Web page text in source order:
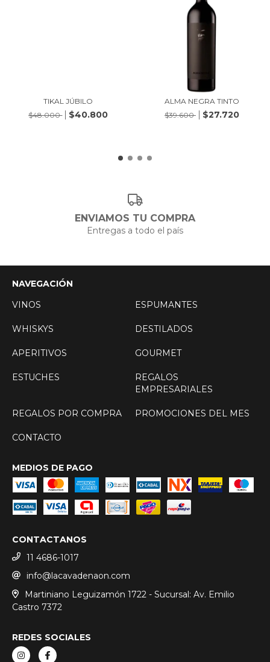
TIKAL JÚBILO
$48.000
$40.800
ALMA NEGRA TINTO
$39.600
$27.720
ENVIAMOS TU COMPRA
Entregas a todo el país
NAVEGACIÓN
VINOS
ESPUMANTES
WHISKYS DESTILADOS
APERITIVOS GOURMET
ESTUCHES
REGALOS
EMPRESARIALES
REGALOS POR COMPRA PROMOCIONES DEL MES
CONTACTO
MEDIOS DE PAGO
CONTACTANOS
11 4686-1017
info@lacavadenaon.com
Martiniano Leguizamón 1722 - Sucursal: Av. Emilio
Castro 7372
REDES SOCIALES